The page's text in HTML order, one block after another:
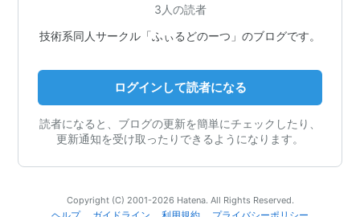
3人の読者
技術系同人サークル「ふぃるどのーつ」のブログです。
ログインして読者になる
読者になると、ブログの更新を簡単にチェックしたり、
更新通知を受け取ったりできるようになります。
Copyright (C) 2001-2026 Hatena. All Rights Reserved.